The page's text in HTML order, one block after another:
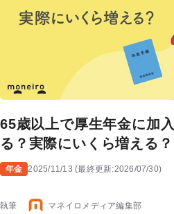
65歳以上で厚生年金に加
る？実際にいくら増える？
年金 2025/11/13 (最終更新:2026/07/30)
執筆 マネイロメディア編集部